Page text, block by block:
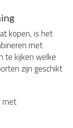
kopen, is het
met
te kijken welke
zijn geschikt
met